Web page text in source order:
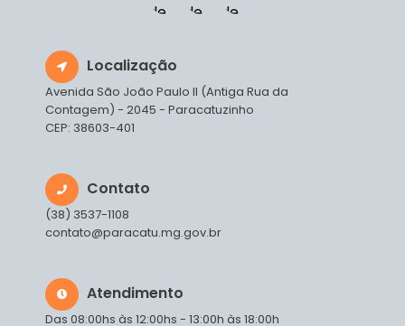
Localização
Avenida São João Paulo II (Antiga Rua da
Contagem) - 2045 - Paracatuzinho
CEP: 38603-401
Contato
(38) 3537-1108
contato@paracatu.mg.gov.br
Atendimento
Das 08:00hs às 12:00hs - 13:00h às 18:00h